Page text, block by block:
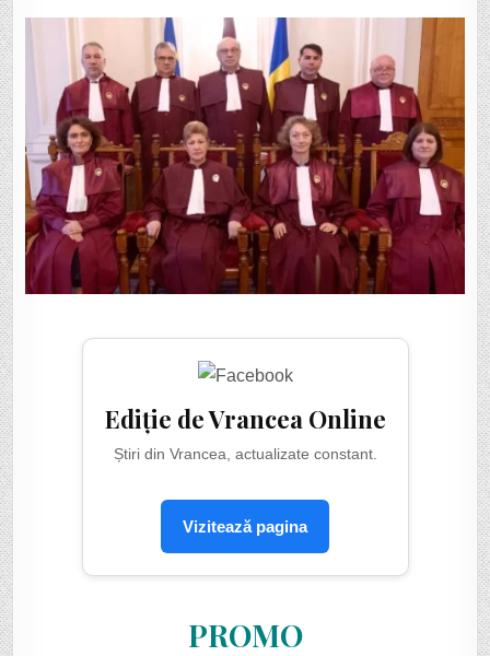
SCRIS
CEI
JUDECĂTORI.
Ediție de Vrancea Online
Știri din Vrancea, actualizate constant.
Vizitează pagina
PROMO